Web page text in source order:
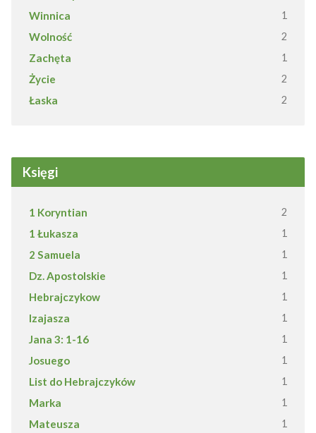
Winnica
1
Wolność 2
Zachęta 1
Życie 2
Łaska 2
Księgi
1 Koryntian 2
1 Łukasza 1
2 Samuela 1
Dz. Apostolskie 1
Hebrajczykow 1
Izajasza 1
Jana 3: 1-16 1
Josuego 1
List do Hebrajczyków 1
Marka 1
Mateusza 1